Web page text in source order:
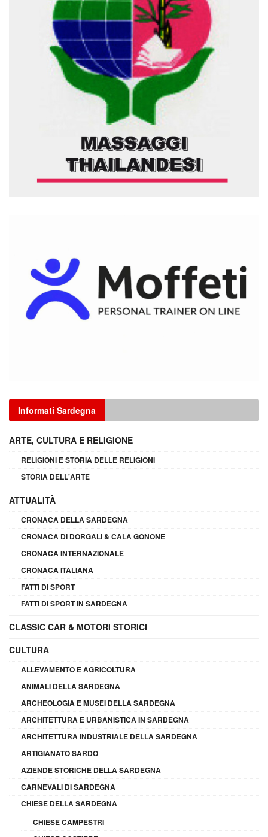
Informati Sardegna
ARTE, CULTURA E RELIGIONE
RELIGIONI E STORIA DELLE RELIGIONI
STORIA DELL'ARTE
ATTUALITÀ
CRONACA DELLA SARDEGNA
CRONACA DI DORGALI & CALA GONONE
CRONACA INTERNAZIONALE
CRONACA ITALIANA
FATTI DI SPORT
FATTI DI SPORT IN SARDEGNA
CLASSIC CAR & MOTORI STORICI
CULTURA
ALLEVAMENTO E AGRICOLTURA
ANIMALI DELLA SARDEGNA
ARCHEOLOGIA E MUSEI DELLA SARDEGNA
ARCHITETTURA E URBANISTICA IN SARDEGNA
ARCHITETTURA INDUSTRIALE DELLA SARDEGNA
ARTIGIANATO SARDO
AZIENDE STORICHE DELLA SARDEGNA
CARNEVALI DI SARDEGNA
CHIESE DELLA SARDEGNA
CHIESE CAMPESTRI